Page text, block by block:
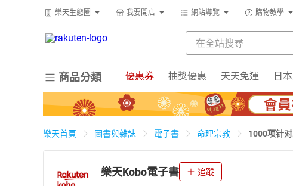
樂天生態圈 我要開店 網站導覽 購物教學
商品分類 優惠券 抽獎優惠 天天免運 日
樂天首頁 圖書與雜誌 電子書 命理宗教 1000项针
樂天Kobo電子書 追蹤